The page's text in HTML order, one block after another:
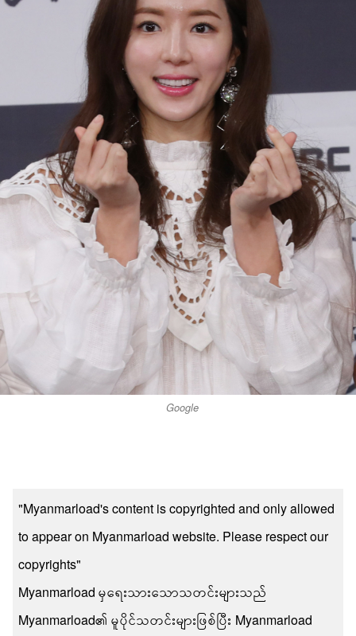
Google
"Myanmarload's content is copyrighted and only allowed
to appear on Myanmarload website. Please respect our
copyrights"
Myanmarload မှရေးသားသောသတင်းများသည်
Myanmarload၏ မူပိုင်သတင်းများဖြစ်ပြီး Myanmarload